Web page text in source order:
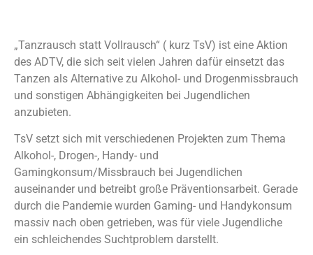
„Tanzrausch statt Vollrausch“ ( kurz TsV) ist eine Aktion
des ADTV, die sich seit vielen Jahren dafür einsetzt das
Tanzen als Alternative zu Alkohol- und Drogenmissbrauch
und sonstigen Abhängigkeiten bei Jugendlichen
anzubieten.
TsV setzt sich mit verschiedenen Projekten zum Thema
Alkohol-, Drogen-, Handy- und
Gamingkonsum/Missbrauch bei Jugendlichen
auseinander und betreibt große Präventionsarbeit. Gerade
durch die Pandemie wurden Gaming- und Handykonsum
massiv nach oben getrieben, was für viele Jugendliche
ein schleichendes Suchtproblem darstellt.